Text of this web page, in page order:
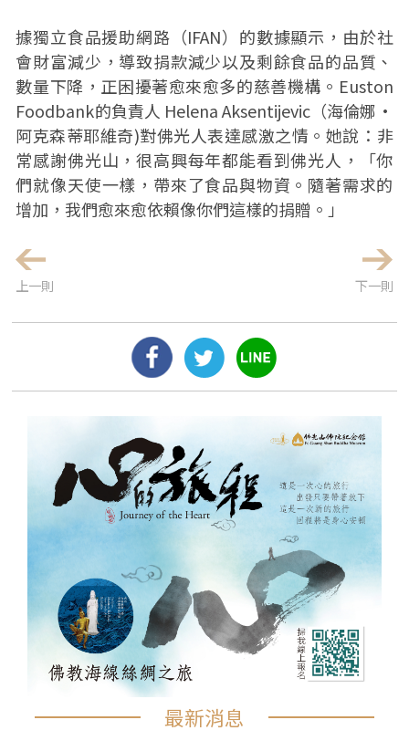
據獨立食品援助網路（IFAN）的數據顯示，由於社
會財富減少，導致捐款減少以及剩餘食品的品質、
數量下降，正困擾著愈來愈多的慈善機構。Euston
Foodbank的負責人 Helena Aksentijevic（海倫娜·
阿克森蒂耶維奇)對佛光人表達感激之情。她說：非
常感謝佛光山，很高興每年都能看到佛光人，「你
們就像天使一樣，帶來了食品與物資。隨著需求的
增加，我們愈來愈依賴像你們這樣的捐贈。」
上一則 下一則
最新消息